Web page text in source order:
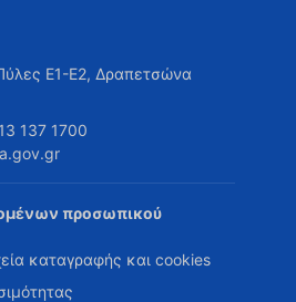
Ε1-Ε2, Δραπετσώνα
137 1700
προσωπικού
καταγραφής και cookies